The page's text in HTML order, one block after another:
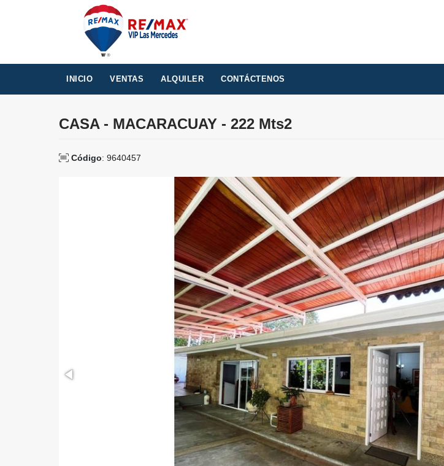
INICIO VENTAS ALQUILER CONTÁCTENOS
CASA - MACARACUAY - 222 Mts2
Código: 9640457